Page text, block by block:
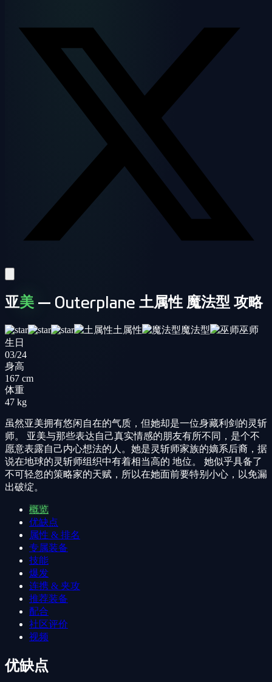
亚美 — Outerplane 土属性 魔法型 攻略
土属性 魔法型
巫师
生日
03/24
身高
167 cm
体重
47 kg
虽然亚美拥有悠闲自在的气质，但她却是一位身藏利剑的灵斩
师。 亚美与那些表达自己真实情感的朋友有所不同，是个不
愿意表露自己内心想法的人。她是灵斩师家族的嫡系后裔，据
说在地球的灵斩师组织中有着相当高的 地位。 她似乎具备了
不可轻忽的策略家的天赋，所以在她面前要特别小心，以免漏
出破绽。
概览
优缺点
属性 & 排名
专属装备
技能
爆发
连携 & 夹攻
推荐装备
配合
社区评价
视频
优缺点